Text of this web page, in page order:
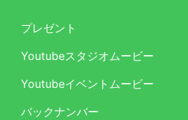
プレゼント
Youtubeスタジオムービー
Youtubeイベントムービー
バックナンバー